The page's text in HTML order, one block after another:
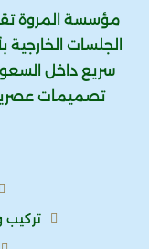
مؤسسة المروة
الجلسات
سريع داخل
تصميمات